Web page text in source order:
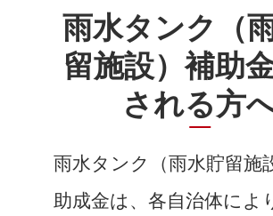
雨水タンク（
留施設）補助
される方
雨水タンク（雨水貯留施
助成金は、各自治体によ